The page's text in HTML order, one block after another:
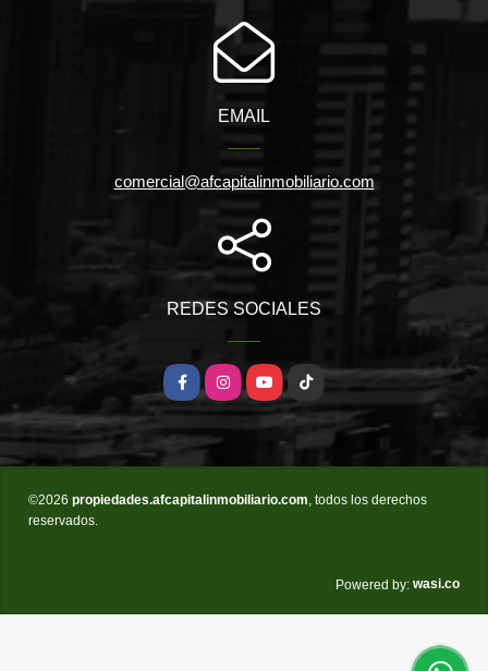
EMAIL
comercial@afcapitalinmobiliario.com
REDES SOCIALES
FacebookInstagramYouTubeTikTok
©2026 propiedades.afcapitalinmobiliario.com, todos los derechos
reservados.
Powered by: wasi.co